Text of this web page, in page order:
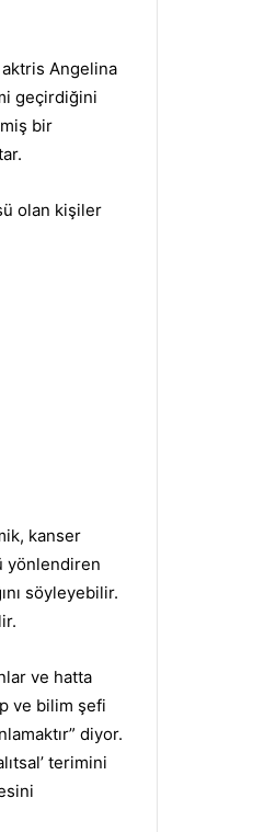
aktris Angelina
geçirdiğini
bir
olan kişiler
kanser
yönlendiren
söyleyebilir.
ve hatta
ve bilim şefi
diyor.
terimini